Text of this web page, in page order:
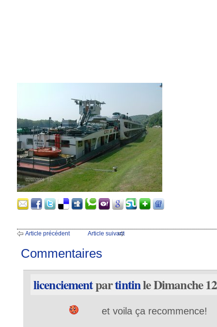
Article précédent Article suivant
Commentaires
licenciementpartintinle Dimanche
et voila ça recommence!